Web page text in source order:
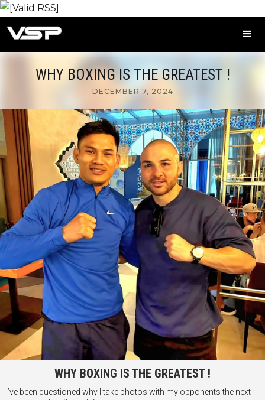
WHY BOXING IS THE GREATEST !
DECEMBER 7, 2024
WHY BOXING IS THE GREATEST !
"I’ve been questioned why I take photos with my opponents the next